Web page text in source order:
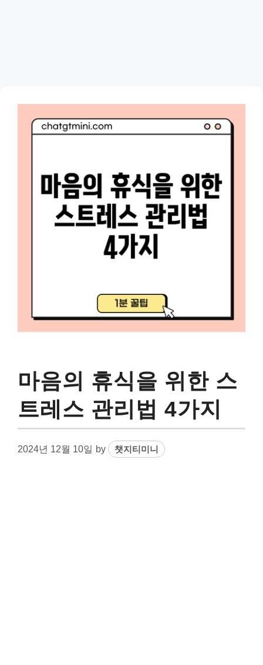
마음의 휴식을 위한 스
트레스 관리법 4가지
2024년 12월 10일 by 챗지티미니